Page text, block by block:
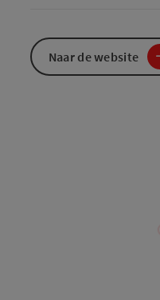
Naar de website